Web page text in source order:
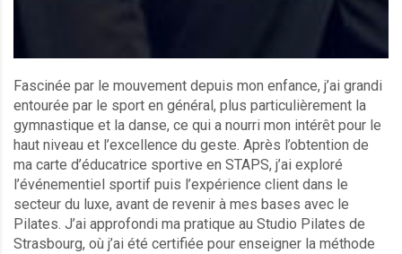
Fascinée par le mouvement depuis mon enfance, j’ai grandi
entourée par le sport en général, plus particulièrement la
gymnastique et la danse, ce qui a nourri mon intérêt pour le
haut niveau et l’excellence du geste. Après l’obtention de
ma carte d’éducatrice sportive en STAPS, j’ai exploré
l’événementiel sportif puis l’expérience client dans le
secteur du luxe, avant de revenir à mes bases avec le
Pilates. J’ai approfondi ma pratique au Studio Pilates de
Strasbourg, où j’ai été certifiée pour enseigner la méthode